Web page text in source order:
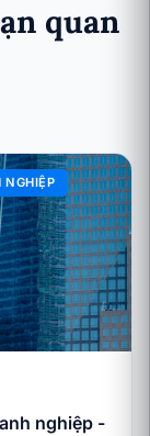
quan
NGHIỆP
nghiệp -